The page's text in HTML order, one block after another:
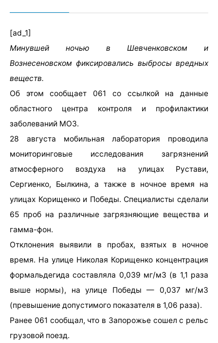
[ad_1]
Минувшей ночью в Шевченковском и
Вознесеновском фиксировались выбросы вредных
веществ.
Об этом сообщает 061 со ссылкой на данные
областного центра контроля и профилактики
заболеваний МОЗ.
28 августа мобильная лаборатория проводила
мониторинговые исследования загрязнений
атмосферного воздуха на улицах Рустави,
Сергиенко, Былкина, а также в ночное время на
улицах Корищенко и Победы. Специалисты сделали
65 проб на различные загрязняющие вещества и
гамма-фон.
Отклонения выявили в пробах, взятых в ночное
время. На улице Николая Корищенко концентрация
формальдегида составляла 0,039 мг/м3 (в 1,1 раза
выше нормы), на улице Победы — 0,037 мг/м3
(превышение допустимого показателя в 1,06 раза).
Ранее 061 сообщал, что в Запорожье сошел с рельс
грузовой поезд.